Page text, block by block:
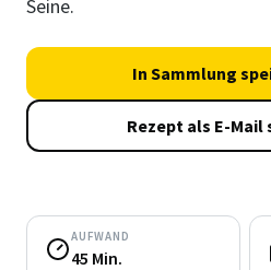
Seine.
In Sammlung
Rezept als E-Mail
AUFWAND
45 Min.